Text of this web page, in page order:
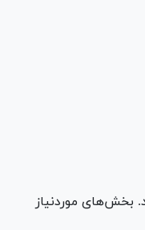
بخش‌های موردنیاز